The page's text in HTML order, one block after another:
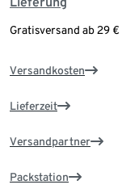
Gratisversand ab 29
Versandkosten
Lieferzeit
Versandpartner
Packstation